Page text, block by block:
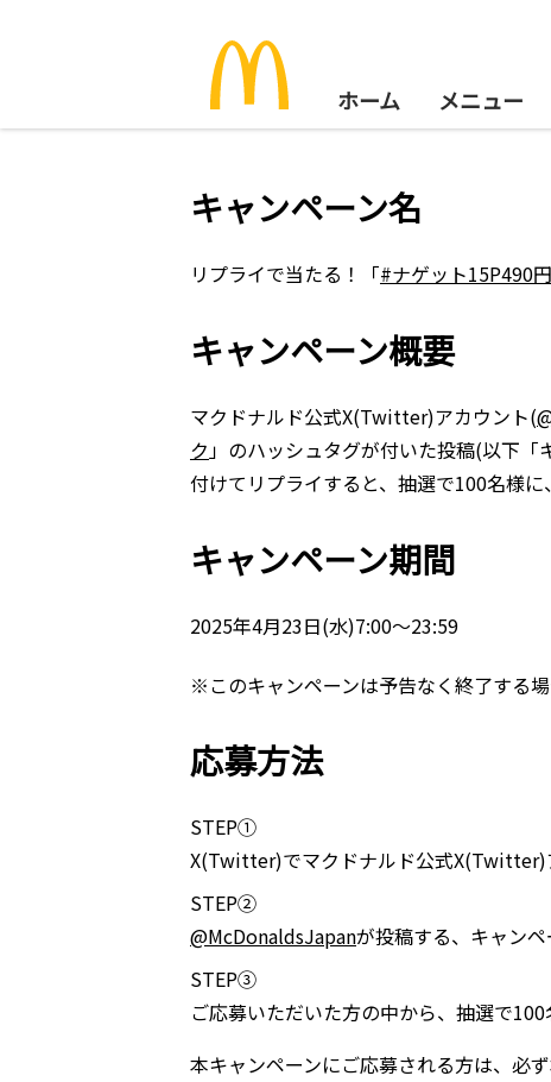
ホーム メニュー
キャンペーン名
リプライで当たる！「#ナゲット15P490
キャンペーン概要
マクドナルド公式X(Twitter)アカウント(
ク」のハッシュタグが付いた投稿(以下「
付けてリプライすると、抽選で100名様
キャンペーン期間
2025年4月23日(水)7:00～23:59
※このキャンペーンは予告なく終了する
応募方法
STEP①
X(Twitter)でマクドナルド公式X(Twitter)
STEP②
@McDonaldsJapanが投稿する、キャン
STEP③
ご応募いただいた方の中から、抽選で
本キャンペーンにご応募される方は、必